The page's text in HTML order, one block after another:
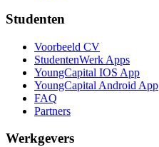
Studenten
Voorbeeld CV
StudentenWerk Apps
YoungCapital IOS App
YoungCapital Android App
FAQ
Partners
Werkgevers